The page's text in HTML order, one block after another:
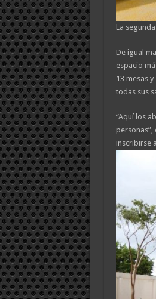
La
De igual
espacio
13 mesas
todas sus
“Aquí los
inscribirse